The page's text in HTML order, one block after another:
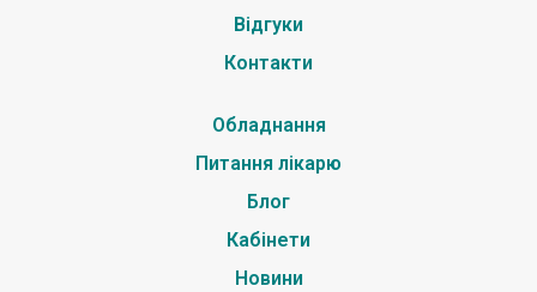
Відгуки
Контакти
Обладнання
Питання лікарю
Блог
Кабінети
Новини